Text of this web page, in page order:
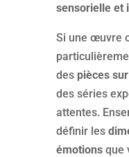
sensorielle et
Si une œuvre
des pièces
des séries
attentes.
définir les
émotionsque